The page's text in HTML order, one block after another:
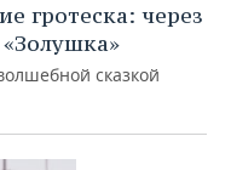
гротеска: через
«Золушка»
сказкой